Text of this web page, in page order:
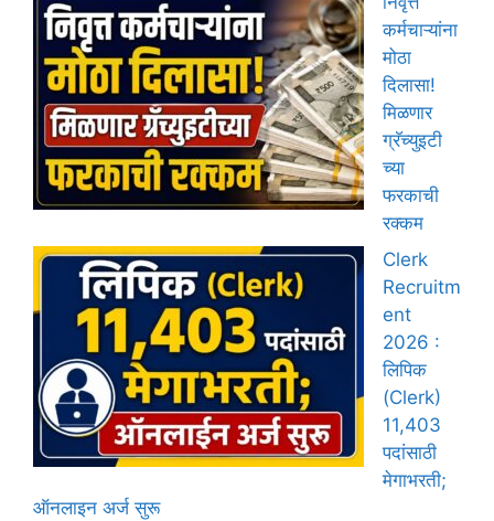
कर्मचाऱ्यांना
मोठा
दिलासा!
मिळणार
ग्रॅच्युइटी
च्या
फरकाची
रक्कम
Clerk
Recruitm
ent
2026 :
लिपिक
(Clerk)
11,403
पदांसाठी
मेगाभरती;
ऑनलाइन अर्ज सुरू